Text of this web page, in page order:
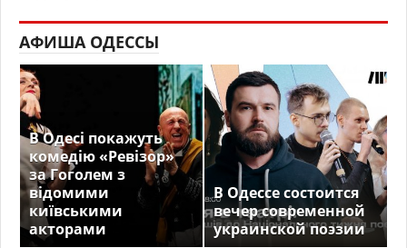
АФИША ОДЕССЫ
В Одесі покажуть
комедію «Ревізор»
за Гоголем з
відомими
київськими
акторами
В Одессе состоится
вечер современной
украинской поэзии